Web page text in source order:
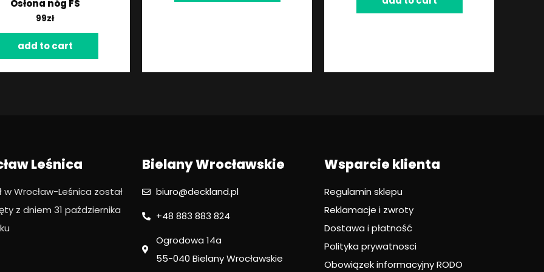
Osłona nóg FS
99zł
add to cart
Leśnica
w Wrocław-Leśnica został
z dniem 31 października
Bielany Wrocławskie
biuro@deckland.pl
+48 883 883 824
Ogrodowa 14a
55-040 Bielany Wrocławskie
Wsparcie klienta
Regulamin sklepu
Reklamacje i zwroty
Dostawa i płatność
Polityka prywatnosci
Obowiązek informacyjny RODO